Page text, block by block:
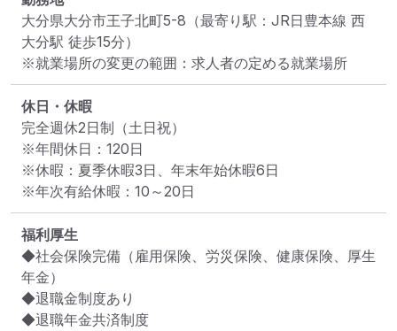
大分県大分市王子北町5-8 （最寄り駅：JR日豊本線 西
大分駅 徒歩15分）
※就業場所の変更の範囲：求人者の定める就業場所
休日・休暇
完全週休2日制（土日祝）
※年間休日：120日
※休暇：夏季休暇3日、年末年始休暇6日
※年次有給休暇：10～20日
福利厚生
◆社会保険完備（雇用保険、労災保険、健康保険、厚生
年金）
◆退職金制度あり
◆退職年金共済制度